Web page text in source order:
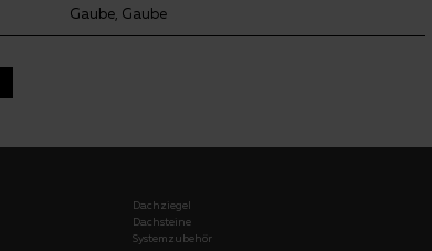
Gaube, Gaube
Dachziegel
Dachsteine
Systemzubehör